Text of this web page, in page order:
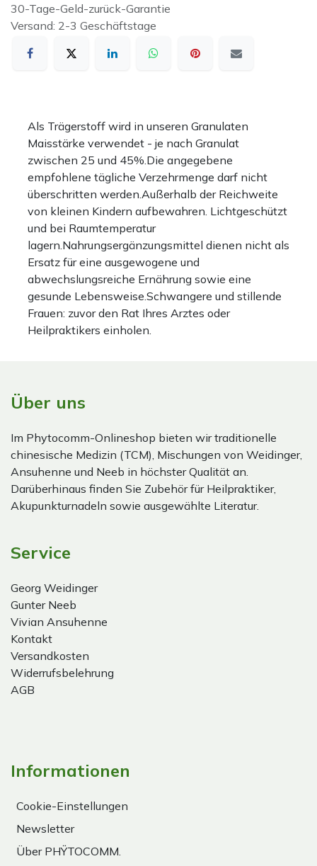
30-Tage-Geld-zurück-Garantie
Versand: 2-3 Geschäftstage
Als Trägerstoff wird in unseren Granulaten
Maisstärke verwendet - je nach Granulat
zwischen 25 und 45%.Die angegebene
empfohlene tägliche Verzehrmenge darf nicht
überschritten werden.Außerhalb der Reichweite
von kleinen Kindern aufbewahren. Lichtgeschützt
und bei Raumtemperatur
lagern.Nahrungsergänzungsmittel dienen nicht als
Ersatz für eine ausgewogene und
abwechslungsreiche Ernährung sowie eine
gesunde Lebensweise.Schwangere und stillende
Frauen: zuvor den Rat Ihres Arztes oder
Heilpraktikers einholen.
Über uns
Im Phytocomm-Onlineshop bieten wir traditionelle
chinesische Medizin (TCM), Mischungen von Weidinger,
Ansuhenne und Neeb in höchster Qualität an.
Darüberhinaus finden Sie Zubehör für Heilpraktiker,
Akupunkturnadeln sowie ausgewählte Literatur.
Service
Georg Weidinger
Gunter Neeb
Vivian Ansuhenne
Kontakt
Versandkosten
Widerrufsbelehrung
AGB
Informationen
Cookie-Einstellungen
Newsletter
Über PHŸTOCOMM.